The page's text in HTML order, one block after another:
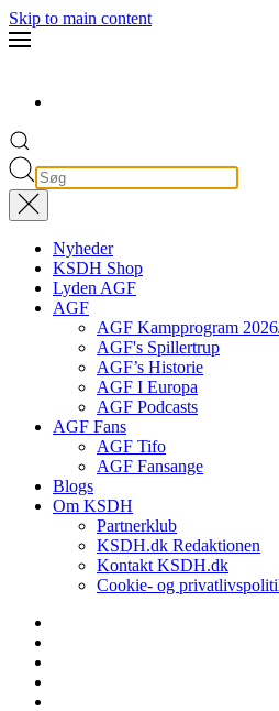
Skip to main content
Nyheder
KSDH Shop
Lyden AGF
AGF
AGF Kampprogram
AGF's Spillertrup
AGF’s Historie
AGF I Europa
AGF Podcasts
AGF Fans
AGF Tifo
AGF Fansange
Blogs
Om KSDH
Partnerklub
KSDH.dk Redaktionen
Kontakt KSDH.dk
Cookie- og